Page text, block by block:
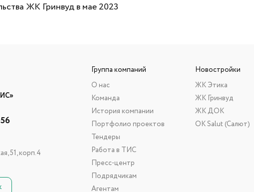
ЖК Гринвуд в мае 2023
51, корп.4
Группа компаний
О нас
Команда
История компании
Портфолио проектов
Тендеры
Работа в ТИС
Пресс-центр
Подрядчикам
Агентам
Новостройки
ЖК Этика
ЖК Гринвуд
ЖК ДОК
ОК Salut (Салют)